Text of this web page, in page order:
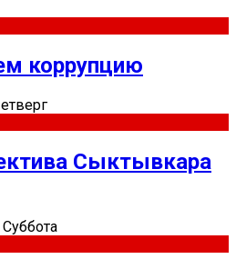
коррупцию
Сыктывкара